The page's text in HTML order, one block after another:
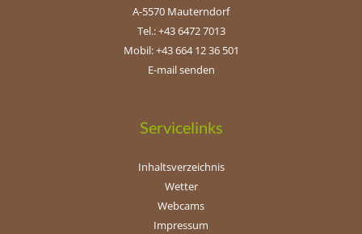
A-5570 Mauterndorf
Tel.: +43 6472 7013
Mobil: +43 664 12 36 501
E-mail senden
Servicelinks
Inhaltsverzeichnis
Wetter
Webcams
Impressum